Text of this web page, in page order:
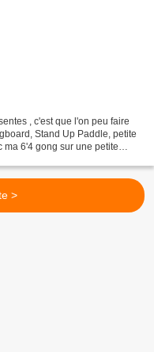
, c'est que l'on peu faire
Stand Up Paddle, petite
6'4 gong sur une petite
>